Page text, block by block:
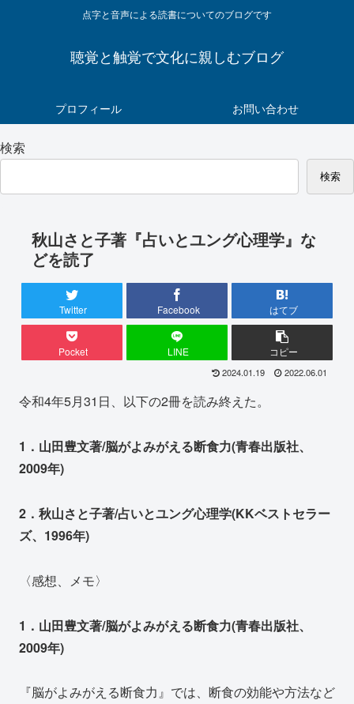
点字と音声による読書についてのブログです
聴覚と触覚で文化に親しむブログ
プロフィール お問い合わせ
検索
検索
秋山さと子著『占いとユング心理学』な
どを読了
Twitter Facebook はてブ
Pocket LINE コピー
2024.01.19 2022.06.01
令和4年5月31日、以下の2冊を読み終えた。
1．山田豊文著/脳がよみがえる断食力(青春出版社、
2009年)
2．秋山さと子著/占いとユング心理学(KKベストセラー
ズ、1996年)
〈感想、メモ〉
1．山田豊文著/脳がよみがえる断食力(青春出版社、
2009年)
『脳がよみがえる断食力』では、断食の効能や方法など